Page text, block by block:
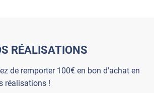
RÉALISATIONS
de remporter 100€ en bon d'achat en
réalisations !